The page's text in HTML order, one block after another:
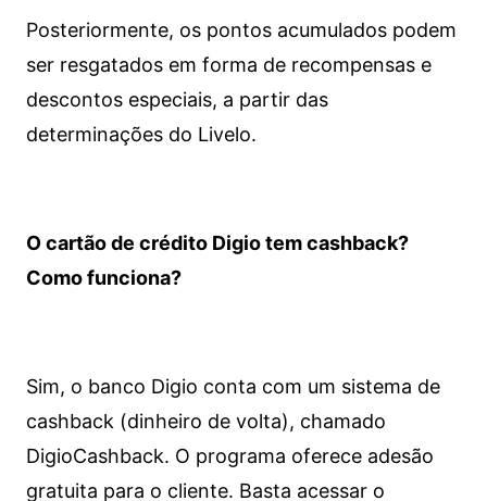
Posteriormente, os pontos acumulados podem
ser resgatados em forma de recompensas e
descontos especiais, a partir das
determinações do Livelo.
O cartão de crédito Digio tem cashback?
Como funciona?
Sim, o banco Digio conta com um sistema de
cashback (dinheiro de volta), chamado
DigioCashback. O programa oferece adesão
gratuita para o cliente. Basta acessar o